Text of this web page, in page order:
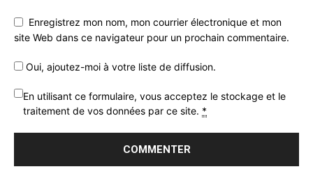
Enregistrez mon nom, mon courrier électronique et mon
site Web dans ce navigateur pour un prochain commentaire.
Oui, ajoutez-moi à votre liste de diffusion.
En utilisant ce formulaire, vous acceptez le stockage et le
traitement de vos données par ce site. *